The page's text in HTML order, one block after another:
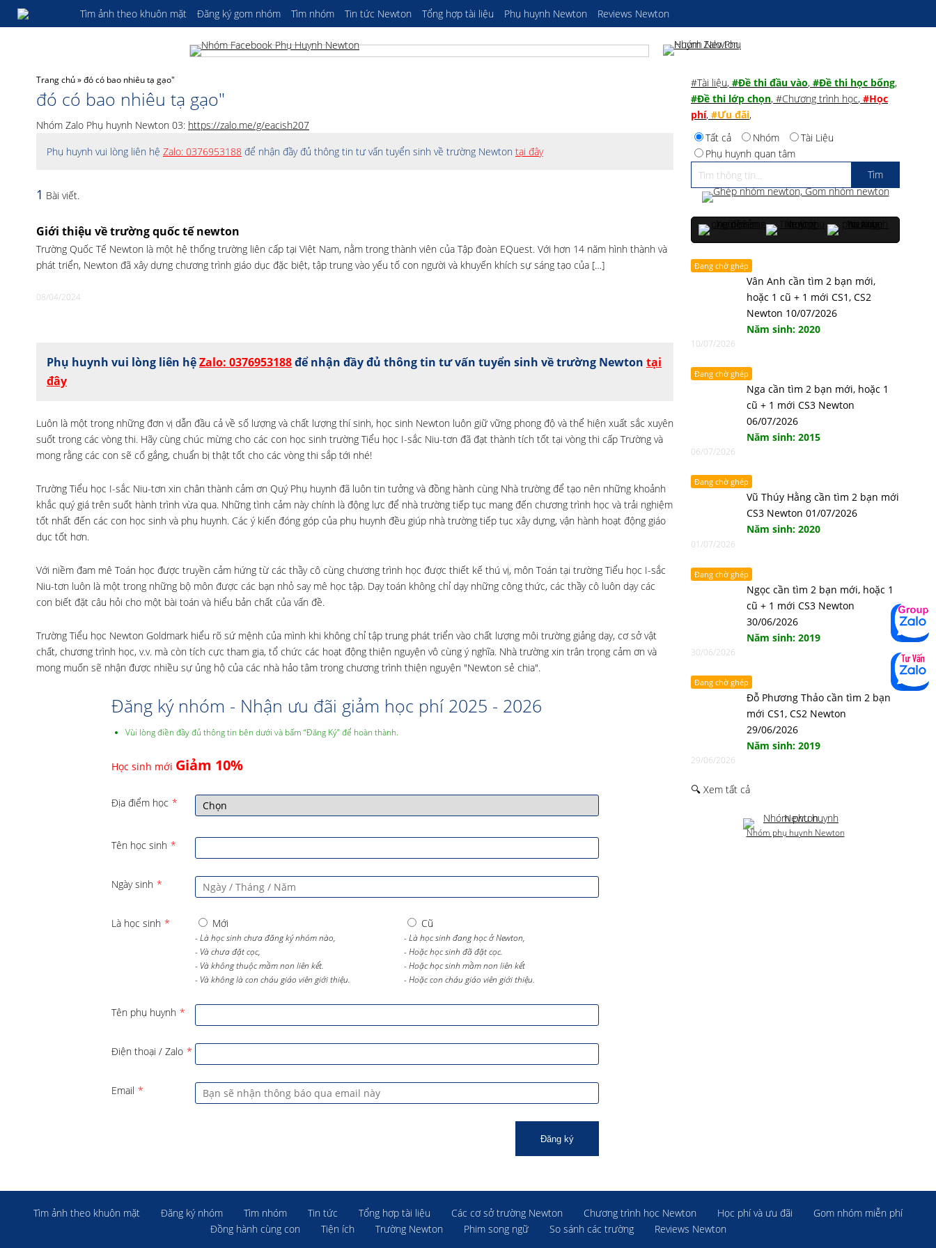
Tìm ảnh theo khuôn mặt Đăng ký gom nhóm Tìm nhóm Tin tức Newton Tổng hợp tài liệu Phụ huynh Newton Reviews Newton
Trang chủ»đó có bao nhiêu tạ gạo"
đó có bao nhiêu tạ gạo"
Nhóm Zalo Phụ huynh Newton 03: https://zalo.me/g/eacish207
Phụ huynh vui lòng liên hệ Zalo: 0376953188 để nhận đầy đủ thông tin tư vấn tuyển sinh về trường Newton tại đây
1 Bài viết.
Giới thiệu về trường quốc tế newton
Trường Quốc Tế Newton là một hệ thống trường liên cấp tại Việt Nam, nằm trong thành viên của Tập đoàn EQuest. Với hơn 14 năm hình thành và
phát triển, Newton đã xây dựng chương trình giáo dục đặc biệt, tập trung vào yếu tố con người và khuyến khích sự sáng tạo của […]
08/04/2024
Phụ huynh vui lòng liên hệZalo: 0376953188để nhận đầy đủ thông tin tư vấn tuyển sinh về trường Newton tại
đây
Luôn là một trong những đơn vị dẫn đầu cả về số lượng và chất lượng thí sinh, học sinh Newton luôn giữ vững phong độ và thể hiện xuất sắc xuyên
suốt trong các vòng thi. Hãy cùng chúc mừng cho các con học sinh trường Tiểu học I-sắc Niu-tơn đã đạt thành tích tốt tại vòng thi cấp Trường và
mong rằng các con sẽ cố gắng, chuẩn bị thật tốt cho các vòng thi sắp tới nhé!
Trường Tiểu học I-sắc Niu-tơn xin chân thành cảm ơn Quý Phụ huynh đã luôn tin tưởng và đồng hành cùng Nhà trường để tạo nên những khoảnh
khắc quý giá trên suốt hành trình vừa qua. Những tình cảm này chính là động lực để nhà trường tiếp tục mang đến chương trình học và trải nghiệm
tốt nhất đến các con học sinh và phụ huynh. Các ý kiến đóng góp của phụ huynh đều giúp nhà trường tiếp tục xây dựng, vận hành hoạt động giáo
dục tốt hơn.
Với niềm đam mê Toán học được truyền cảm hứng từ các thầy cô cùng chương trình học được thiết kế thú vị, môn Toán tại trường Tiểu học I-sắc
Niu-tơn luôn là một trong những bộ môn được các bạn nhỏ say mê học tập. Dạy toán không chỉ dạy những công thức, các thầy cô luôn dạy các
con biết đặt câu hỏi cho một bài toán và hiểu bản chất của vấn đề.
Trường Tiểu học Newton Goldmark hiểu rõ sứ mệnh của mình khi không chỉ tập trung phát triển vào chất lượng môi trường giảng dạy, cơ sở vật
chất, chương trình học, v.v. mà còn tích cực tham gia, tổ chức các hoạt động thiện nguyện vô cùng ý nghĩa. Nhà trường xin trân trọng cảm ơn và
mong muốn sẽ nhận được nhiều sự ủng hộ của các nhà hảo tâm trong chương trình thiện nguyện "Newton sẻ chia".
Đăng ký nhóm - Nhận ưu đãi giảm học phí 2025 - 2026
Vùi lòng điền đầy đủ thông tin bên dưới và bấm “Đăng Ký” để hoàn thành.
Học sinh mới Giảm 10%
Địa điểm học *
Tên học sinh *
Ngày sinh *
Là học sinh * Mới
- Là học sinh chưa đăng ký nhóm nào,
- Và chưa đặt cọc,
- Và không thuộc mầm non liên kết.
- Và không là con cháu giáo viên giới thiệu.
Cũ
- Là học sinh đang học ở Newton,
- Hoặc học sinh đã đặt cọc.
- Hoặc học sinh mầm non liên kết
- Hoặc con cháu giáo viên giới thiệu.
Tên phụ huynh *
Điện thoại / Zalo *
Email *
Đăng ký
#Tài liệu, #Đề thi đầu vào, #Đề thi học bổng,
#Đề thi lớp chọn, #Chương trình học, #Học
phí, #Ưu đãi,
Tất cả
Nhóm
Tài Liệu
Phụ huynh quan tâm
Đang chờ ghép
Vân Anh cần tìm 2 bạn mới,
hoặc 1 cũ + 1 mới CS1, CS2
Newton 10/07/2026
Năm sinh: 2020
10/07/2026
Đang chờ ghép
Nga cần tìm 2 bạn mới, hoặc 1
cũ + 1 mới CS3 Newton
06/07/2026
Năm sinh: 2015
06/07/2026
Đang chờ ghép
Vũ Thúy Hằng cần tìm 2 bạn mới
CS3 Newton 01/07/2026
Năm sinh: 2020
01/07/2026
Đang chờ ghép
Ngọc cần tìm 2 bạn mới, hoặc 1
cũ + 1 mới CS3 Newton
30/06/2026
Năm sinh: 2019
30/06/2026
Đang chờ ghép
Đỗ Phương Thảo cần tìm 2 bạn
mới CS1, CS2 Newton
29/06/2026
Năm sinh: 2019
29/06/2026
🔍 Xem tất cả
Nhóm phụ huynh Newton
Tìm ảnh theo khuôn mặt Đăng ký nhóm Tìm nhóm Tin tức Tổng hợp tài liệu Các cơ sở trường Newton Chương trình học Newton Học phí và ưu đãi
Gom nhóm miễn phí
Đồng hành cùng con
Tiện ích Trường Newton Phim song ngữ So sánh các trường Reviews Newton